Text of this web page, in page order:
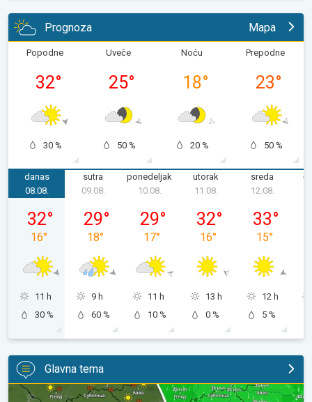
Prognoza Mapa
Popodne
32°
30 %
Uveče
25°
50 %
Noću
18°
20 %
Prepodne
23°
50 %
danas
subota, 08. 08.
08.08.
32°
16°
11 h
30 %
sutra
09.08.
29°
18°
9 h
60 %
ponedeljak
10.08.
29°
17°
11 h
10 %
utorak
11.08.
32°
16°
13 h
0 %
sreda
12.08.
33°
15°
12 h
5 %
Glavna tema
Za koji stepen svežije, uz severni vetar. Tek poneki pljusak. . .